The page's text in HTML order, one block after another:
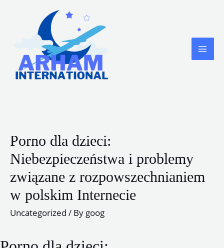
Porno dla dzieci:
Niebezpieczeństwa i problemy
związane z rozpowszechnianiem
w polskim Internecie
Uncategorized / By goog